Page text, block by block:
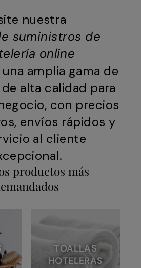
nuestra
suministros de
online
amplia gama de
alta calidad para
con precios
envíos rápidos y
al cliente
productos más
TOALLAS
HOTELERAS